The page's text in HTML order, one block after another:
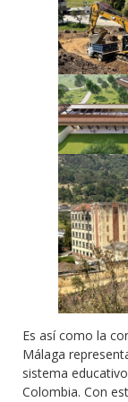
Es así como la
Málaga
sistema
Colombia. Con